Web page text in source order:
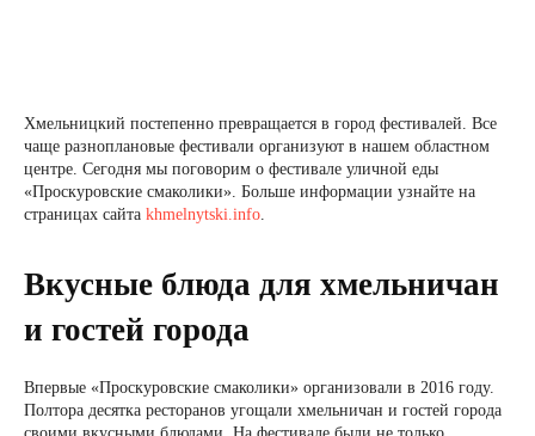
Хмельницкий постепенно превращается в город фестивалей. Все
чаще разноплановые фестивали организуют в нашем областном
центре. Сегодня мы поговорим о фестивале уличной еды
«Проскуровские смаколики». Больше информации узнайте на
страницах сайта khmelnytski.info.
Вкусные блюда для хмельничан
и гостей города
Впервые «Проскуровские смаколики» организовали в 2016 году.
Полтора десятка ресторанов угощали хмельничан и гостей города